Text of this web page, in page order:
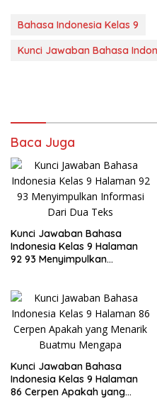
Bahasa Indonesia Kelas 9
Kunci Jawaban Bahasa
Baca Juga
Kunci Jawaban Bahasa
Indonesia Kelas 9 Halaman
92 93 Menyimpulkan
Kunci Jawaban Bahasa
Indonesia Kelas 9 Halaman
86 Cerpen Apakah yang